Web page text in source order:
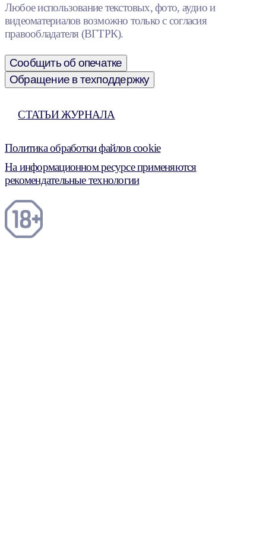
Любое использование текстовых, фото, аудио и
видеоматериалов возможно только с согласия
правообладателя (ВГТРК).
Сообщить об опечатке
Обращение в техподдержку
СТАТЬИ ЖУРНАЛА
Политика обработки файлов cookie
На информационном ресурсе применяются
рекомендательные технологии